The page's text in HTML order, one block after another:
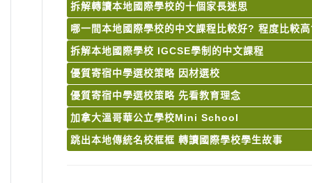
拆解轉讀本地國際學校的十個家長迷思
哪一間本地國際學校的中文課程比較好? 程度比較
拆解本地國際學校 IGCSE學制的中文課程
優質寄宿中學選校策略 因材選校
優質寄宿中學選校策略 先看教育理念
加拿大溫哥華公立學校Mini School
跳出本地傳統名校框框 轉讀國際學校學生故事